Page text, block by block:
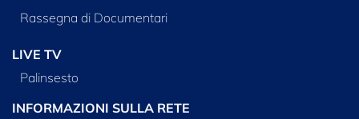
Rassegna di Documentari
LIVE TV
Palinsesto
INFORMAZIONI SULLA RETE